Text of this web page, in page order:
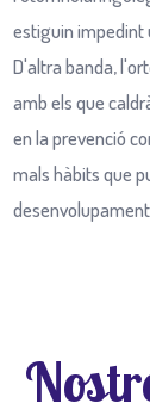
estiguin impedint
D'altra banda,
amb els que
en la prevenció
mals hàbits que